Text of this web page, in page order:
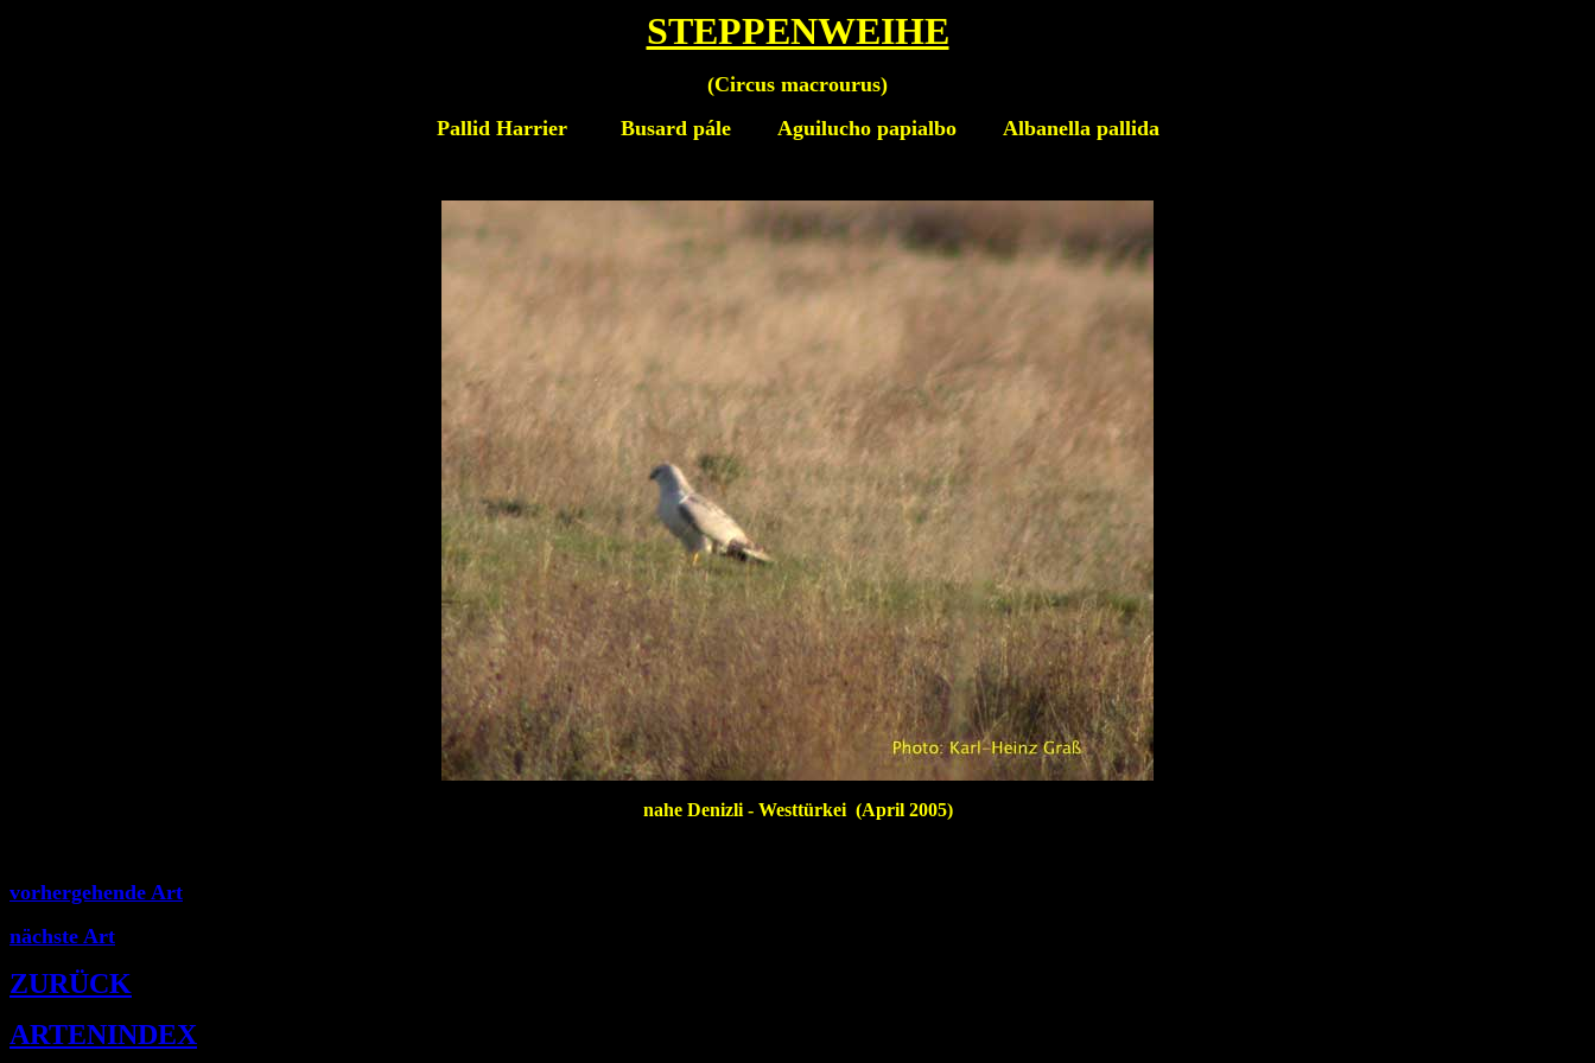
STEPPENWEIHE
(Circus macrourus)
Pallid Harrier
Busard pále Aguilucho papialbo Albanella pallida
nahe Denizli - Westtürkei (April 2005)
vorhergehende Art
nächste Art
ZURÜCK
ARTENINDEX